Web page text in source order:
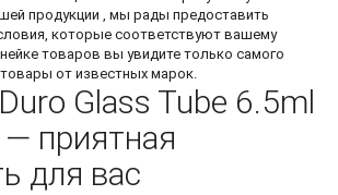
продукции , мы рады предоставить
которые соответствуют вашему
товаров вы увидите только самого
от известных марок.
Glass Tube 6.5ml
приятная
для вас